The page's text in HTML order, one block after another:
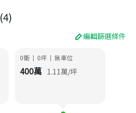
(4)
編輯篩選條件
0衛 | 0坪 | 無車位
400萬 1.11 萬/坪